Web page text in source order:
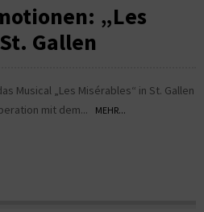
„Les
Gallen
Musical „Les Misérables“ in St. Gallen
mit dem...
MEHR...